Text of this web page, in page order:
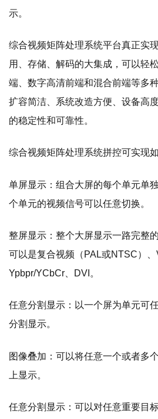
示。
综合视频矩阵处理系统平台真正实
用、存储、解码的大集成，可以轻
端、数字高清前端和混合前端等多
扩容简洁、系统改造方便、设备高
的稳定性和可靠性。
综合视频矩阵处理系统拼控可实现
单屏显示：组合大屏的每个单元单
个单元的视频信号可以任意切换。
整屏显示：整个大屏显示一路完整
可以是复合视频（PAL或NTSC）、
Ypbpr/YCbCr、DVI。
任意分割显示：以一个屏为单元可
分割显示。
图像叠加：可以将任意一个或者多
上显示。
任意分割显示：可以对任意重要目